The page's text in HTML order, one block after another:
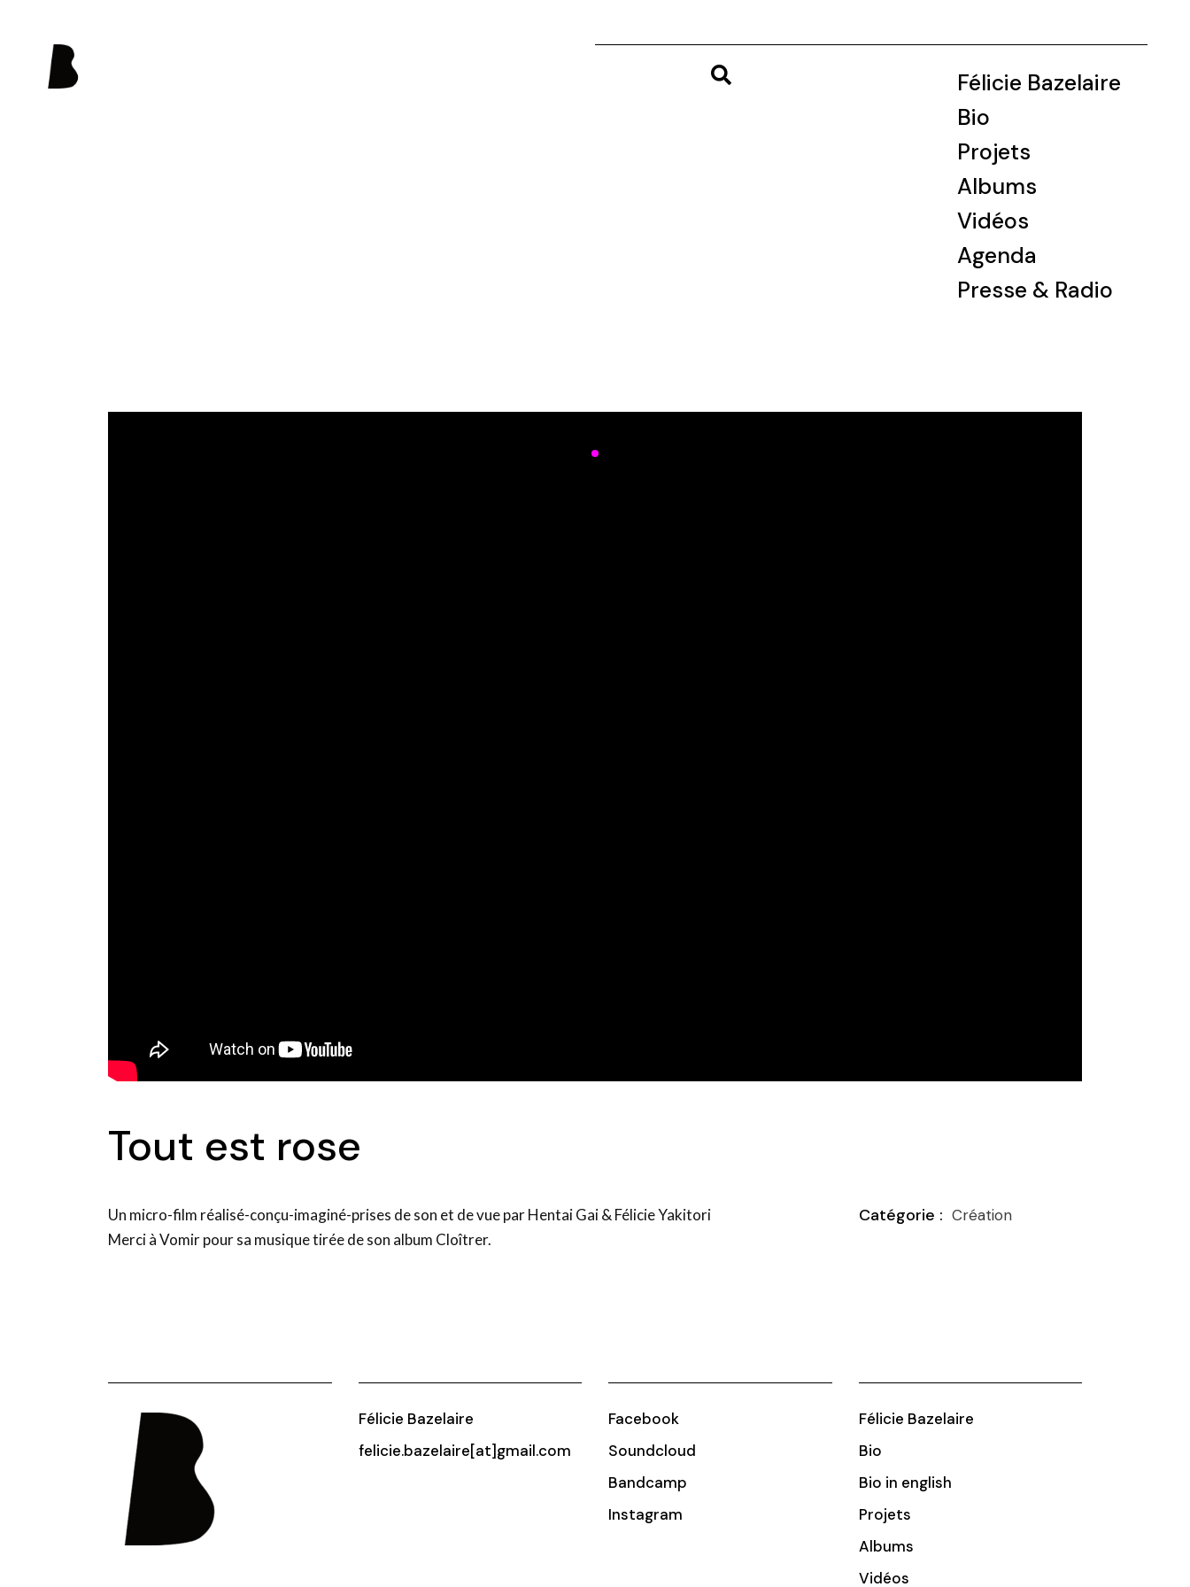
Félicie Bazelaire
Bio
Projets
Albums
Vidéos
Agenda
Presse & Radio
Tout est rose
Un micro-film réalisé-conçu-imaginé-prises de son et de vue par Hentai Gai & Félicie Yakitori
Merci à Vomir pour sa musique tirée de son album Cloîtrer.
Création
Félicie Bazelaire
felicie.bazelaire[at]gmail.com
Facebook
Soundcloud
Bandcamp
Instagram
Félicie Bazelaire
Bio
Bio in english
Projets
Albums
Vidéos